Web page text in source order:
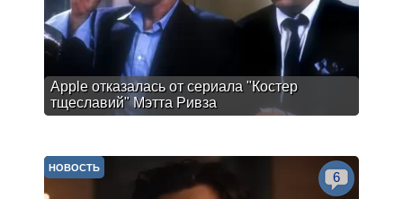
Apple отказалась от сериала "Костер
тщеславий" Мэтта Ривза
НОВОСТЬ
6